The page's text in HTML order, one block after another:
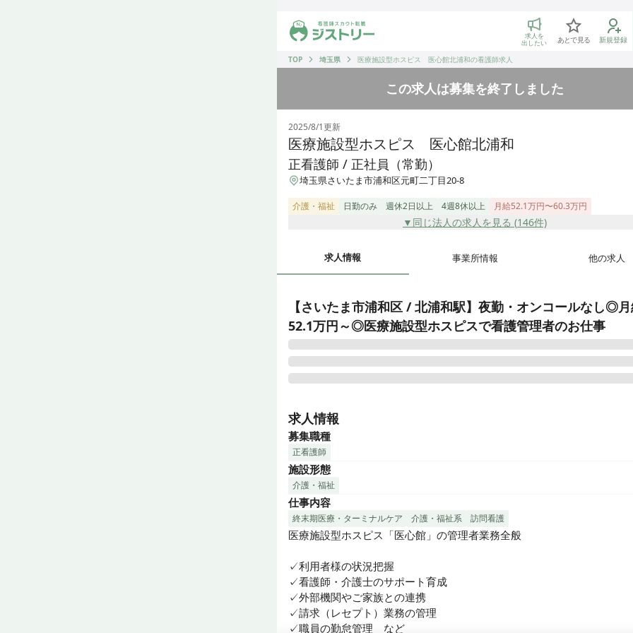
ジストリー 看護師の転職マッチング
求人を
出したい あとで見る 新規登録
TOP
埼玉県 医療施設型ホスピス 医心館北浦和の看護師求人
この求人は募集を終了しました
2025/8/1更新
医療施設型ホスピス 医心館北浦和
正看護師 / 正社員（常勤）
埼玉県さいたま市浦和区元町二丁目20-8
介護・福祉 日勤のみ 週休2日以上 4週8休以上 月給52.1万円〜60.3万円
▼同じ法人の求人を見る (146件)
求人情報 事業所情報 他の求人
【さいたま市浦和区 / 北浦和駅】夜勤・オンコールなし◎
52.1万円～◎医療施設型ホスピスで看護管理者のお仕事
れし、大切な時間を穏やかに過ごしていただくための、安らぎの療養の
す。医療施設型ホスピスとして皆様からのニーズにお応えし、療養環境
間格差の是正に貢献するため、全国各地で医心館を展開しています。
終末期のがんや神経変性疾患を患う方、人工呼吸器を使用している方、
喀痰吸引が必要な方――などの医療依存度が高い方々。そうした方々に
て療養生活を送っていただくため、充実の人員体制を整えています。
今回、医心館に併設する訪問看護・訪問介護ステーションの管理者とし
求人情報
募集職種
正看護師
施設形態
介護・福祉
仕事内容
終末期医療・ターミナルケア 介護・福祉系 訪問看護
医療施設型ホスピス「医心館」の管理者業務全般
✓利用者様の状況把握
✓看護師・介護士のサポート育成
✓外部機関やご家族との連携
✓請求（レセプト）業務の管理
✓職員の勤怠管理　など